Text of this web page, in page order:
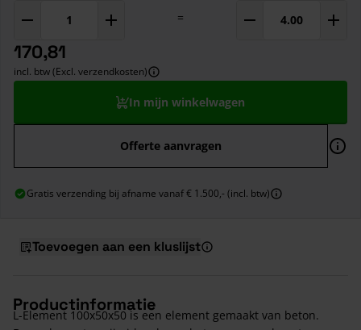
=
170,81
incl. btw (Excl. verzendkosten)
In mijn winkelwagen
Offerte aanvragen
Gratis verzending bij afname vanaf € 1.500,- (incl. btw)
Toevoegen aan een kluslijst
Productinformatie
L-Element 100x50x50 is een element gemaakt van beton.